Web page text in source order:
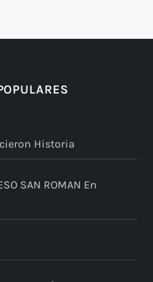
Historia
SAN ROMAN En